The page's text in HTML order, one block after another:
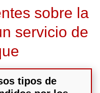
sobre la
servicio de
tipos de